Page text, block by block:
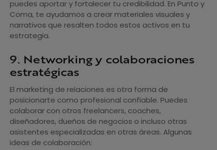
puedes aportar y fortalecer tu credibilidad. En Punto y
Coma, te ayudamos a crear materiales visuales y
narrativos que resalten todos estos activos en tu
estrategia.
9. Networking y colaboraciones
estratégicas
El marketing de relaciones es otra forma de
posicionarte como profesional confiable. Puedes
colaborar con otros freelancers, coaches,
diseñadores, dueños de negocios o incluso otras
asistentes especializadas en otras áreas. Algunas
ideas de colaboración: